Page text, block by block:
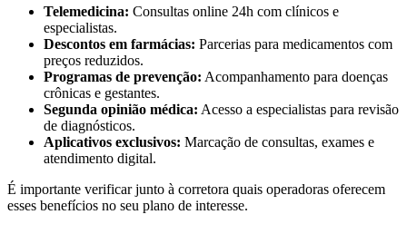
Telemedicina: Consultas online 24h com clínicos e
especialistas.
Descontos em farmácias: Parcerias para medicamentos com
preços reduzidos.
Programas de prevenção: Acompanhamento para doenças
crônicas e gestantes.
Segunda opinião médica: Acesso a especialistas para revisão
de diagnósticos.
Aplicativos exclusivos: Marcação de consultas, exames e
atendimento digital.
É importante verificar junto à corretora quais operadoras oferecem
esses benefícios no seu plano de interesse.